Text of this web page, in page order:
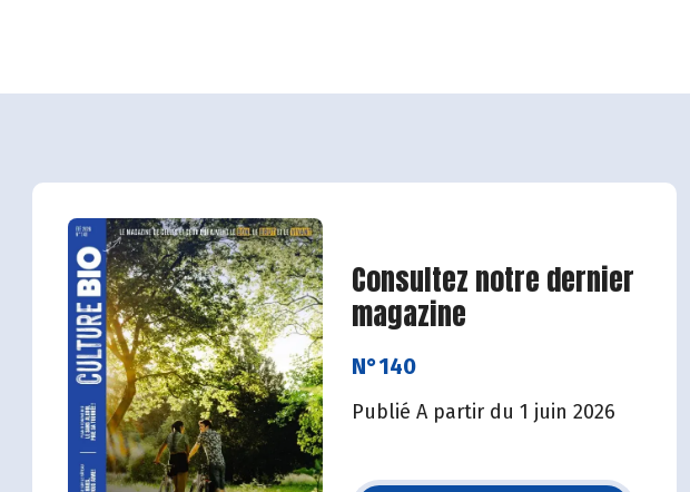
Consultez notre dernier
magazine
N°140
Publié A partir du 1 juin 2026